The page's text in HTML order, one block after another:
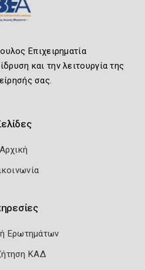
Επιχειρηματία
και την λειτουργία της
σας.
Αρχική
Ερωτημάτων
ΚΑΔ